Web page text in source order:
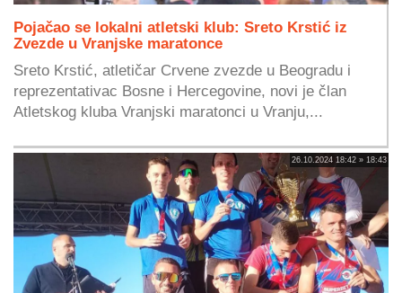
Pojačao se lokalni atletski klub: Sreto Krstić iz
Zvezde u Vranjske maratonce
Sreto Krstić, atletičar Crvene zvezde u Beogradu i
reprezentativac Bosne i Hercegovine, novi je član
Atletskog kluba Vranjski maratonci u Vranju,...
26.10.2024 18:42 » 18:43